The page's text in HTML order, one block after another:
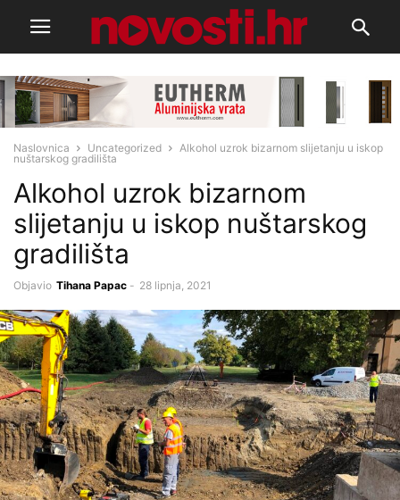
Naslovnica Uncategorized
Alkohol uzrok bizarnom slijetanju u iskop
nuštarskog gradilišta
Alkohol uzrok bizarnom
slijetanju u iskop nuštarskog
gradilišta
Objavio Tihana Papac - 28 lipnja, 2021